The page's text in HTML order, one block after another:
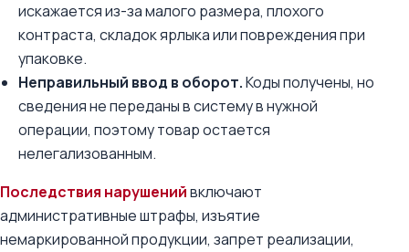
искажается из-за малого размера, плохого
контраста, складок ярлыка или повреждения при
упаковке.
Неправильный ввод в оборот.Коды получены, но
сведения не переданы в систему в нужной
операции, поэтому товар остается
нелегализованным.
Последствия нарушенийвключают
административные штрафы, изъятие
немаркированной продукции, запрет реализации,